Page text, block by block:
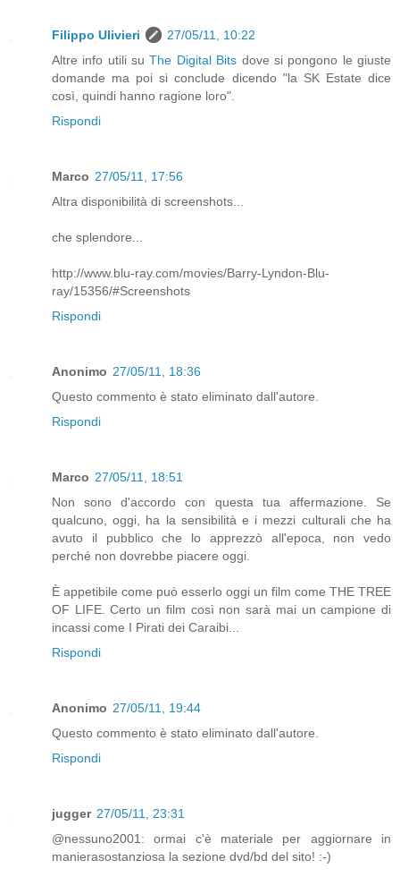
Filippo Ulivieri
27/05/11, 10:22
Altre info utili suThe Digital Bits dove si pongono le giuste
domande ma poi si conclude dicendo "la SK Estate dice
così, quindi hanno ragione loro".
Rispondi
Marco 27/05/11, 17:56
Altra disponibilità di screenshots...
che splendore...
http://www.blu-ray.com/movies/Barry-Lyndon-Blu-
ray/15356/#Screenshots
Rispondi
Anonimo 27/05/11, 18:36
Questo commento è stato eliminato dall'autore.
Rispondi
Marco 27/05/11, 18:51
Non sono d'accordo con questa tua affermazione. Se
qualcuno, oggi, ha la sensibilità e i mezzi culturali che ha
avuto il pubblico che lo apprezzò all'epoca, non vedo
perché non dovrebbe piacere oggi.
È appetibile come può esserlo oggi un film come THE TREE
OF LIFE. Certo un film così non sarà mai un campione di
incassi come I Pirati dei Caraibi...
Rispondi
Anonimo 27/05/11, 19:44
Questo commento è stato eliminato dall'autore.
Rispondi
jugger 27/05/11, 23:31
@nessuno2001: ormai c'è materiale per aggiornare in
manierasostanziosa la sezione dvd/bd del sito! :-)